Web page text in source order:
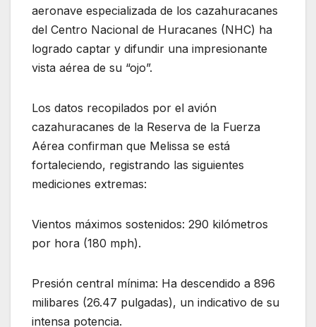
aeronave especializada de los cazahuracanes
del Centro Nacional de Huracanes (NHC) ha
logrado captar y difundir una impresionante
vista aérea de su “ojo”.
Los datos recopilados por el avión
cazahuracanes de la Reserva de la Fuerza
Aérea confirman que Melissa se está
fortaleciendo, registrando las siguientes
mediciones extremas:
Vientos máximos sostenidos: 290 kilómetros
por hora (180 mph).
Presión central mínima: Ha descendido a 896
milibares (26.47 pulgadas), un indicativo de su
intensa potencia.